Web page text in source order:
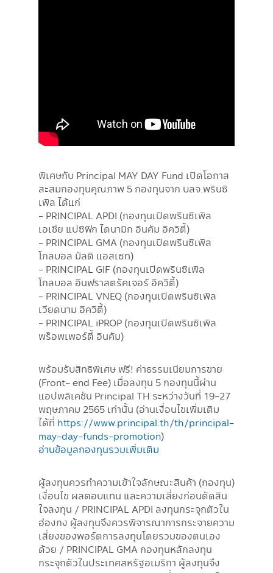
พิเศษกับ Principal MAY DAY Fund เปิดโอกาส
สะสมกองทุนคุณภาพ 5 กองทุนจาก บลจ.พรินซิ
เพิล ได้แก่
- PRINCIPAL APDI (กองทุนเปิดพรินซิเพิล
เอเชีย แปซิฟิก ไดนามิก อินคัม อิควิตี้)
- PRINCIPAL GMA (กองทุนเปิดพรินซิเพิล
โกลบอล มัลติ แอสเซท)
- PRINCIPAL GIF (กองทุนเปิดพรินซิเพิล
โกลบอล อินฟราสตรัคเจอร์ อิควิตี้)
- PRINCIPAL VNEQ (กองทุนเปิดพรินซิเพิล
เวียดนาม อิควิตี้)
- PRINCIPAL iPROP (กองทุนเปิดพรินซิเพิล
พร็อพเพอร์ตี้ อินคัม)
พร้อมรับสิทธิพิเศษ ฟรี! ค่าธรรมเนียมการขาย
(Front- end Fee) เมื่อลงทุน 5 กองทุนนี้ผ่าน
แอปพลิเคชัน Principal TH ระหว่างวันที่ 19-27
พฤษภาคม 2565 เท่านั้น (อ่านเงื่อนไขเพิ่มเติม
ได้ที่ https://www.principal.th/th/principal-
may-day-funds-promotion)
อ่านข้อมูลกองทุนรวมเพิ่มเติม
ผู้ลงทุนควรทำความเข้าใจลักษณะสินค้า (กองทุน)
เงื่อนไข ผลตอบแทน และความเสี่ยงก่อนตัดสิน
ใจลงทุน / PRINCIPAL APDI ลงทุนกระจุกตัวใน
ฮ่องกง ผู้ลงทุนจึงควรพิจารณาการกระจายความ
เสี่ยงของพอร์ตการลงทุนโดยรวมของตนเอง
ด้วย / PRINCIPAL GMA กองทุนหลักลงทุน
กระจุกตัวในประเทศสหรัฐอเมริกา ผู้ลงทุนจึง